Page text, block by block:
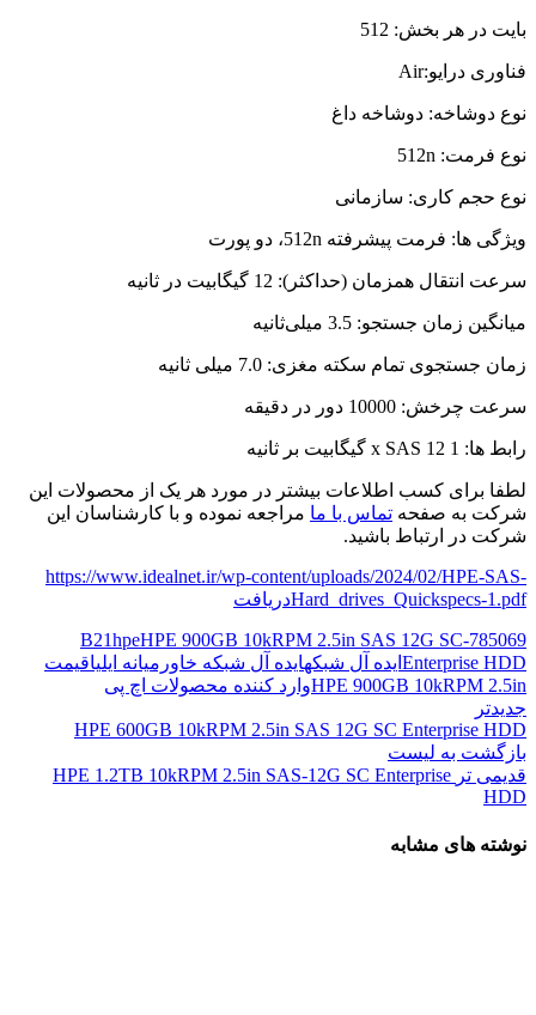
بایت در هر بخش: 512
فناوری درایو:Air
نوع دوشاخه: دوشاخه داغ
نوع فرمت: 512n
نوع حجم کاری: سازمانی
ویژگی ها: فرمت پیشرفته 512n، دو پورت
سرعت انتقال همزمان (حداکثر): 12 گیگابیت در ثانیه
میانگین زمان جستجو: 3.5 میلی‌ثانیه
زمان جستجوی تمام سکته مغزی: 7.0 میلی ثانیه
سرعت چرخش: 10000 دور در دقیقه
رابط ها: 1 x SAS 12 گیگابیت بر ثانیه
لطفا برای کسب اطلاعات بیشتر در مورد هر یک از محصولات این
شرکت به صفحه تماس با ما مراجعه نموده و با کارشناسان این
شرکت در ارتباط باشید.
https://www.idealnet.ir/wp-content/uploads/2024/02/HPE-SAS-
Hard_drives_Quickspecs-1.pdfدریافت
785069-B21
hpeHPE 900GB 10kRPM 2.5in SAS 12G SC
Enterprise HDD ایده آل شبکهایده آل شبکه خاورمیانه ایلیاقیمت
HPE 900GB 10kRPM 2.5inوارد کننده محصولات اچ پی
جدیدتر
HPE 600GB 10kRPM 2.5in SAS 12G SC Enterprise HDD
بازگشت به لیست
قدیمی تر HPE 1.2TB 10kRPM 2.5in SAS-12G SC Enterprise
HDD
نوشته های مشابه